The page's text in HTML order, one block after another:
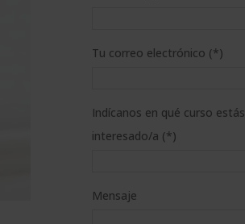
Tu correo electrónico (*)
Indícanos en qué curso estás
interesado/a (*)
Mensaje